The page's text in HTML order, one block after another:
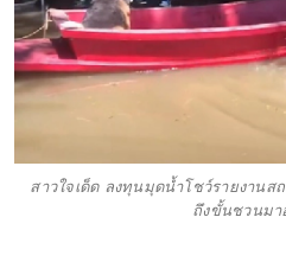
สาวใจเด็ด ลงทุนมุดน้ำโชว์รายงาน
ถึงขั้นชวนมา